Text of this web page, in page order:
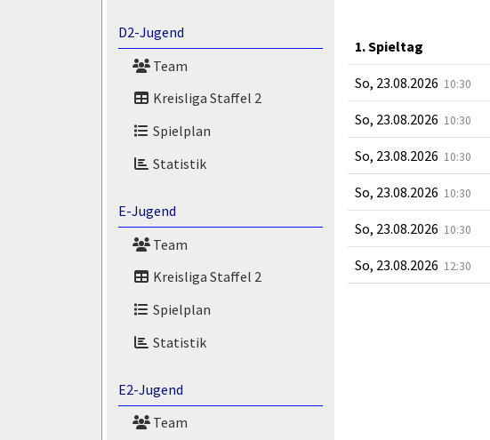
D2-Jugend
Team
Kreisliga Staffel 2
Spielplan
Statistik
E-Jugend
Team
Kreisliga Staffel 2
Spielplan
Statistik
E2-Jugend
Team
1. Spieltag
So, 23.08.2026 10:30
So, 23.08.2026 10:30
So, 23.08.2026 10:30
So, 23.08.2026 10:30
So, 23.08.2026 10:30
So, 23.08.2026 12:30